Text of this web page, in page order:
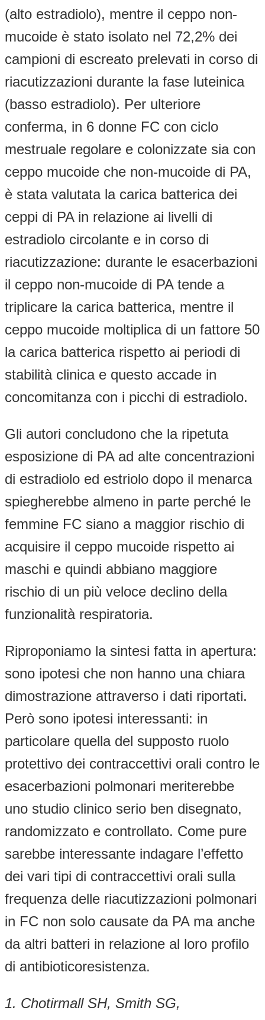
(alto estradiolo), mentre il ceppo non-
mucoide è stato isolato nel 72,2% dei
campioni di escreato prelevati in corso di
riacutizzazioni durante la fase luteinica
(basso estradiolo). Per ulteriore
conferma, in 6 donne FC con ciclo
mestruale regolare e colonizzate sia con
ceppo mucoide che non-mucoide di PA,
è stata valutata la carica batterica dei
ceppi di PA in relazione ai livelli di
estradiolo circolante e in corso di
riacutizzazione: durante le esacerbazioni
il ceppo non-mucoide di PA tende a
triplicare la carica batterica, mentre il
ceppo mucoide moltiplica di un fattore 50
la carica batterica rispetto ai periodi di
stabilità clinica e questo accade in
concomitanza con i picchi di estradiolo.
Gli autori concludono che la ripetuta
esposizione di PA ad alte concentrazioni
di estradiolo ed estriolo dopo il menarca
spiegherebbe almeno in parte perché le
femmine FC siano a maggior rischio di
acquisire il ceppo mucoide rispetto ai
maschi e quindi abbiano maggiore
rischio di un più veloce declino della
funzionalità respiratoria.
Riproponiamo la sintesi fatta in apertura:
sono ipotesi che non hanno una chiara
dimostrazione attraverso i dati riportati.
Però sono ipotesi interessanti: in
particolare quella del supposto ruolo
protettivo dei contraccettivi orali contro le
esacerbazioni polmonari meriterebbe
uno studio clinico serio ben disegnato,
randomizzato e controllato. Come pure
sarebbe interessante indagare l’effetto
dei vari tipi di contraccettivi orali sulla
frequenza delle riacutizzazioni polmonari
in FC non solo causate da PA ma anche
da altri batteri in relazione al loro profilo
di antibioticoresistenza.
1. Chotirmall SH, Smith SG,